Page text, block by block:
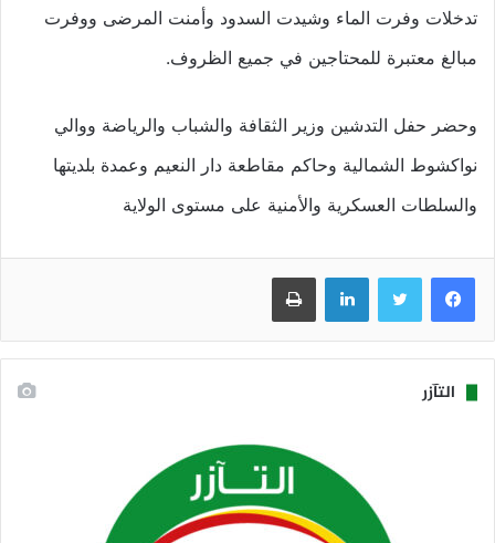
تدخلات وفرت الماء وشيدت السدود وأمنت المرضى ووفرت
مبالغ معتبرة للمحتاجين في جميع الظروف.
وحضر حفل التدشين وزير الثقافة والشباب والرياضة ووالي
نواكشوط الشمالية وحاكم مقاطعة دار النعيم وعمدة بلديتها
والسلطات العسكرية والأمنية على مستوى الولاية
فيسبوك تويتر لينكدإن طباعة
التآزر